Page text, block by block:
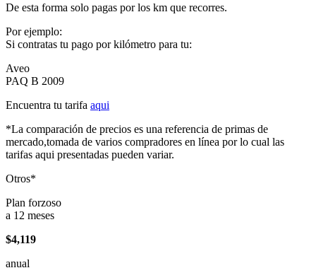
De esta forma solo pagas por los km que recorres.
Por ejemplo:
Si contratas tu pago por kilómetro para tu:
Aveo
PAQ B 2009
Encuentra tu tarifa aqui
*La comparación de precios es una referencia de primas de
mercado,tomada de varios compradores en línea por lo cual las
tarifas aqui presentadas pueden variar.
Otros*
Plan forzoso
a 12 meses
$4,119
anual